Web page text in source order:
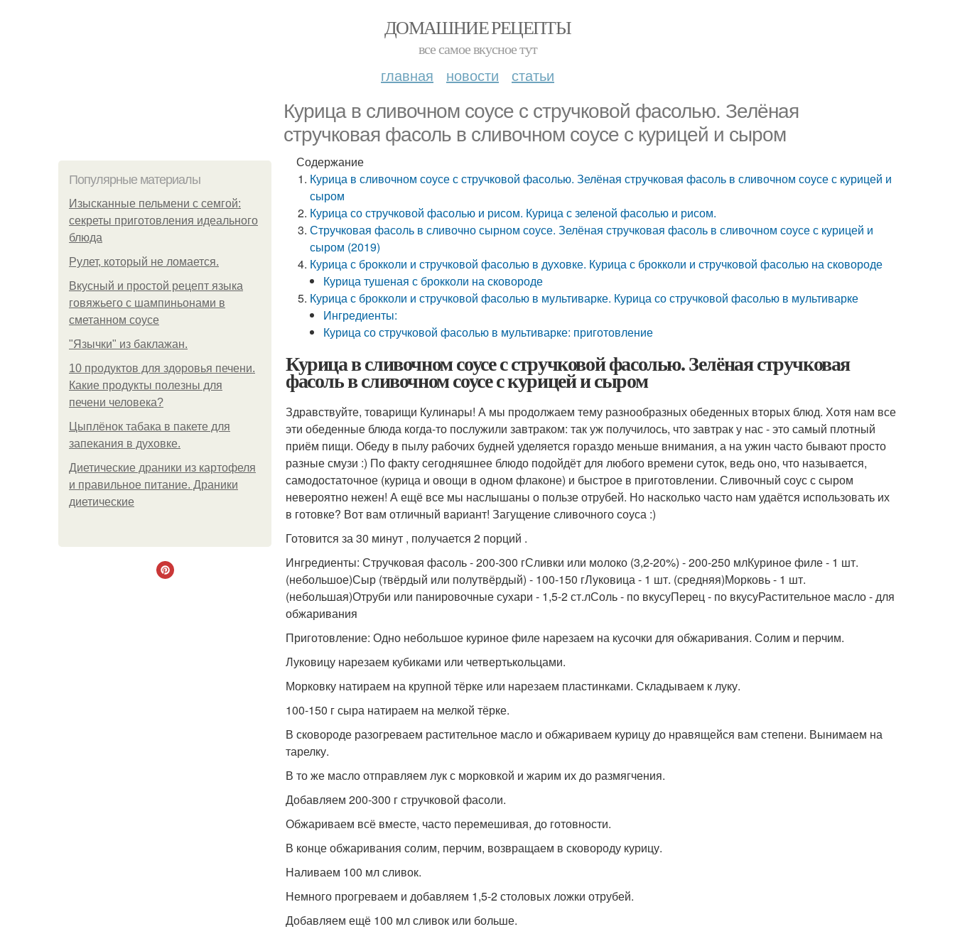
ДОМАШНИЕ РЕЦЕПТЫ
все самое вкусное тут
главная новости статьи
Курица в сливочном соусе с стручковой фасолью. Зелёная
стручковая фасоль в сливочном соусе с курицей и сыром
Популярные материалы
Изысканные пельмени с семгой:
секреты приготовления идеального
блюда
Рулет, который не ломается.
Вкусный и простой рецепт языка
говяжьего с шампиньонами в
сметанном соусе
"Язычки" из баклажан.
10 продуктов для здоровья печени.
Какие продукты полезны для
печени человека?
Цыплёнок табака в пакете для
запекания в духовке.
Диетические драники из картофеля
и правильное питание. Драники
диетические
Содержание
Курица в сливочном соусе с стручковой фасолью. Зелёная стручковая фасоль в сливочном соусе с курицей и
сыром
Курица со стручковой фасолью и рисом. Курица с зеленой фасолью и рисом.
Стручковая фасоль в сливочно сырном соусе. Зелёная стручковая фасоль в сливочном соусе с курицей и
сыром (2019)
Курица с брокколи и стручковой фасолью в духовке. Курица с брокколи и стручковой фасолью на сковороде
Курица тушеная с брокколи на сковороде
Курица с брокколи и стручковой фасолью в мультиварке. Курица со стручковой фасолью в мультиварке
Ингредиенты:
Курица со стручковой фасолью в мультиварке: приготовление
Курица в сливочном соусе с стручковой фасолью. Зелёная стручковая
фасоль в сливочном соусе с курицей и сыром
Здравствуйте, товарищи Кулинары! А мы продолжаем тему разнообразных обеденных вторых блюд. Хотя нам все
эти обеденные блюда когда-то послужили завтраком: так уж получилось, что завтрак у нас - это самый плотный
приём пищи. Обеду в пылу рабочих будней уделяется гораздо меньше внимания, а на ужин часто бывают просто
разные смузи :) По факту сегодняшнее блюдо подойдёт для любого времени суток, ведь оно, что называется,
самодостаточное (курица и овощи в одном флаконе) и быстрое в приготовлении. Сливочный соус с сыром
невероятно нежен! А ещё все мы наслышаны о пользе отрубей. Но насколько часто нам удаётся использовать их
в готовке? Вот вам отличный вариант! Загущение сливочного соуса :)
Готовится за 30 минут , получается 2 порций .
Ингредиенты: Стручковая фасоль - 200-300 гСливки или молоко (3,2-20%) - 200-250 млКуриное филе - 1 шт.
(небольшое)Сыр (твёрдый или полутвёрдый) - 100-150 гЛуковица - 1 шт. (средняя)Морковь - 1 шт.
(небольшая)Отруби или панировочные сухари - 1,5-2 ст.лСоль - по вкусуПерец - по вкусуРастительное масло - для
обжаривания
Приготовление: Одно небольшое куриное филе нарезаем на кусочки для обжаривания. Солим и перчим.
Луковицу нарезаем кубиками или четвертькольцами.
Морковку натираем на крупной тёрке или нарезаем пластинками. Складываем к луку.
100-150 г сыра натираем на мелкой тёрке.
В сковороде разогреваем растительное масло и обжариваем курицу до нравящейся вам степени. Вынимаем на
тарелку.
В то же масло отправляем лук с морковкой и жарим их до размягчения.
Добавляем 200-300 г стручковой фасоли.
Обжариваем всё вместе, часто перемешивая, до готовности.
В конце обжаривания солим, перчим, возвращаем в сковороду курицу.
Наливаем 100 мл сливок.
Немного прогреваем и добавляем 1,5-2 столовых ложки отрубей.
Добавляем ещё 100 мл сливок или больше.